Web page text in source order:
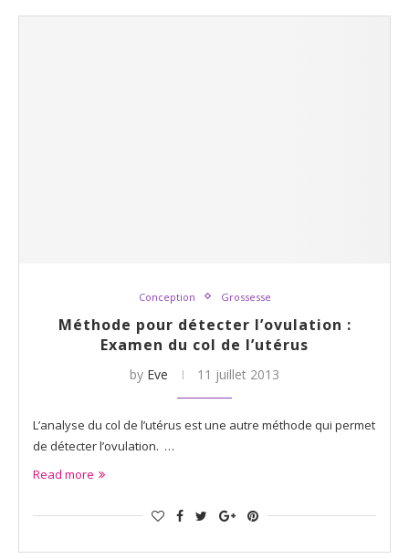
Conception Grossesse
Méthode pour détecter l’ovulation :
Examen du col de l’utérus
by Eve 11 juillet 2013
L’analyse du col de l’utérus est une autre méthode qui permet
de détecter l’ovulation. …
Read more